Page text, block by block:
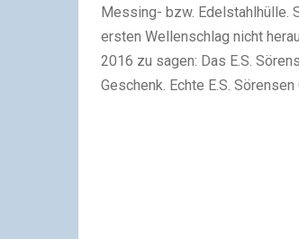
Messing- bzw. Edelstahlhülle.
ersten Wellenschlag nicht
2016 zu sagen: Das E.S.
Geschenk. Echte E.S.